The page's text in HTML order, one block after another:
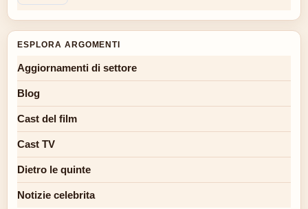
ESPLORA ARGOMENTI
Aggiornamenti di settore
Blog
Cast del film
Cast TV
Dietro le quinte
Notizie celebrita